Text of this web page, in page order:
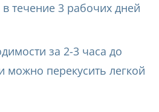
в течение 3 рабочих дней
за 2-3 часа до
можно перекусить легкой